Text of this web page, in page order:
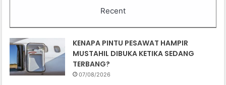
Recent
KENAPA PINTU PESAWAT HAMPIR
MUSTAHIL DIBUKA KETIKA SEDANG
TERBANG?
07/08/2026